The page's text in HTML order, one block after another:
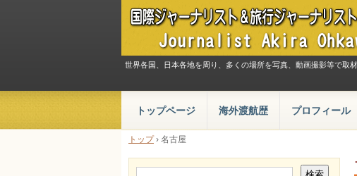
世界各国、日本各地を周り、多くの場所を写真、動画撮影等で取材
トップページ 海外渡航歴 プロフィール
トップ› 名古屋